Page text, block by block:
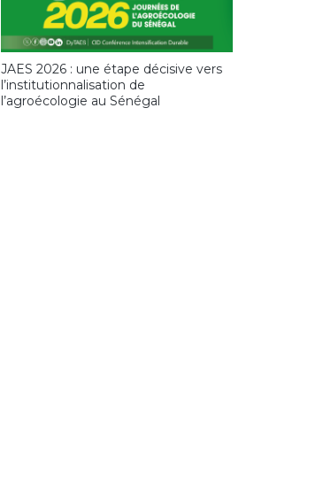
JAES 2026 : une étape décisive vers
l’institutionnalisation de
l’agroécologie au Sénégal